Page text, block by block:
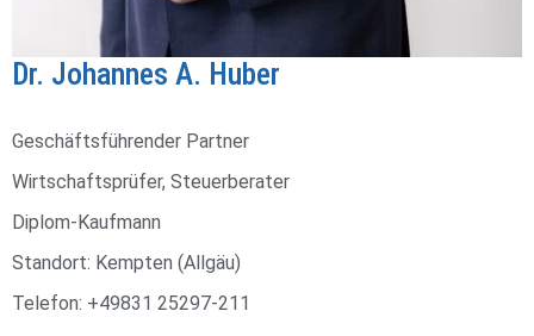
Dr. Johannes A. Huber
Geschäftsführender Partner
Wirtschaftsprüfer, Steuerberater
Diplom-Kaufmann
Standort: Kempten (Allgäu)
Telefon: +49831 25297-211